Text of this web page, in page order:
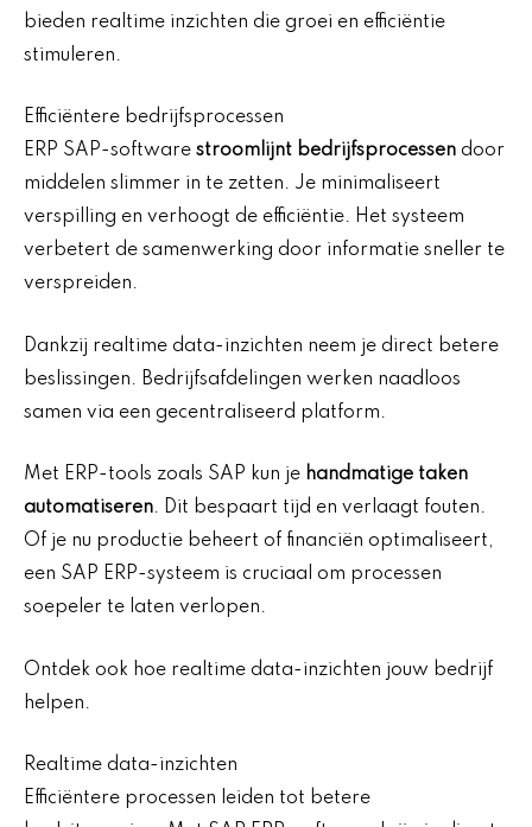
bieden realtime inzichten die groei en efficiëntie
stimuleren.
Efficiëntere bedrijfsprocessen
ERP SAP-software stroomlijnt bedrijfsprocessen door
middelen slimmer in te zetten. Je minimaliseert
verspilling en verhoogt de efficiëntie. Het systeem
verbetert de samenwerking door informatie sneller te
verspreiden.
Dankzij realtime data-inzichten neem je direct betere
beslissingen. Bedrijfsafdelingen werken naadloos
samen via een gecentraliseerd platform.
Met ERP-tools zoals SAP kun je handmatige taken
automatiseren. Dit bespaart tijd en verlaagt fouten.
Of je nu productie beheert of financiën optimaliseert,
een SAP ERP-systeem is cruciaal om processen
soepeler te laten verlopen.
Ontdek ook hoe realtime data-inzichten jouw bedrijf
helpen.
Realtime data-inzichten
Efficiëntere processen leiden tot betere